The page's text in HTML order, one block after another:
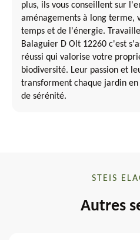
plus, ils vous conseillent sur
aménagements à long terme,
temps et de l'énergie.
Balaguier D Olt 12260 c'est
réussi qui valorise votre
biodiversité. Leur passion et
transforment chaque jardin
de sérénité.
STEIS
Autres